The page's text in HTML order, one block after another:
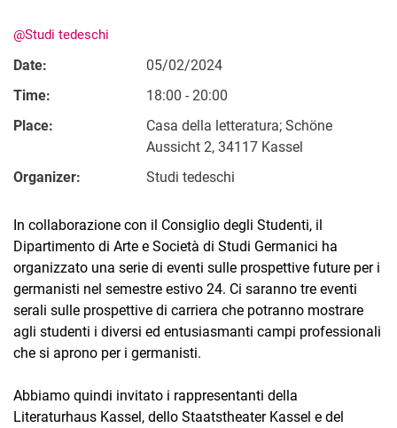
@Studi tedeschi
Date:
05/02/2024
Time:
18:00 - 20:00
Place:
Casa della letteratura; Schöne
Aussicht 2, 34117 Kassel
Organizer:
Studi tedeschi
In collaborazione con il Consiglio degli Studenti, il
Dipartimento di Arte e Società di Studi Germanici ha
organizzato una serie di eventi sulle prospettive future per i
germanisti nel semestre estivo 24. Ci saranno tre eventi
serali sulle prospettive di carriera che potranno mostrare
agli studenti i diversi ed entusiasmanti campi professionali
che si aprono per i germanisti.
Abbiamo quindi invitato i rappresentanti della
Literaturhaus Kassel, dello Staatstheater Kassel e del